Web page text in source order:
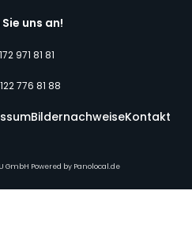
uns an!
971 81 81
776 81 88
BildernachweiseKontakt
GmbH Powered by Panolocal.de